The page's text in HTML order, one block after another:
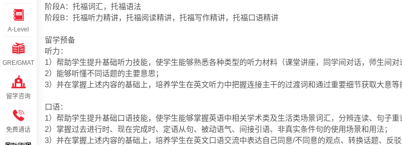
阶段A：托福词汇，托福语法
阶段B：托福听力精讲，托福阅读精讲，托福写作精讲，托福口语精讲
留学预备
听力：
1）帮助学生提升基础听力技能，使学生能够熟悉各种类型的听力材料（课堂讲座，同学间对话，师生间对
2）能够听懂不同话题的主要意思；
3）并在掌握上述内容的基础上，培养学生在英文听力中把握连接主干的过渡词和通过重要细节获取大意等
口语：
1）帮助学生提升基础口语技能，使学生能够掌握英语中相关学术类及生活类场景词汇，分辨连读、句子重
2）掌握过去进行时、现在完成时、定语从句、被动语气、间接引语、非真实条件句的使用场景和用法；
3）并在掌握上述内容的基础上，培养学生在英文口语交流中表达自己同意/不同意的观点、转换话题、反
A-Level
GRE/GMAT
留学咨询
免费通话